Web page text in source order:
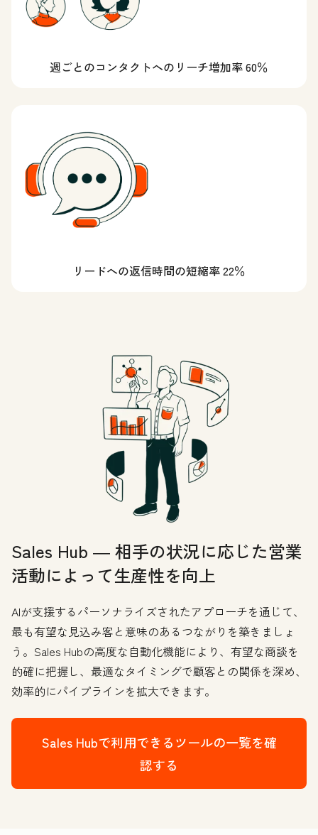
週ごとのコンタクトへのリーチ増加率 60％
リードへの返信時間の短縮率 22％
Sales Hub ― 相手の状況に応じた営業
活動によって生産性を向上
AIが支援するパーソナライズされたアプローチを通じて、
最も有望な見込み客と意味のあるつながりを築きましょ
う。Sales Hubの高度な自動化機能により、有望な商談を
的確に把握し、最適なタイミングで顧客との関係を深め、
効率的にパイプラインを拡大できます。
Sales Hubで利用できるツールの一覧を確
認する